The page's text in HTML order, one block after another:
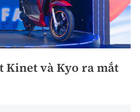
Kinet và Kyo ra mắt